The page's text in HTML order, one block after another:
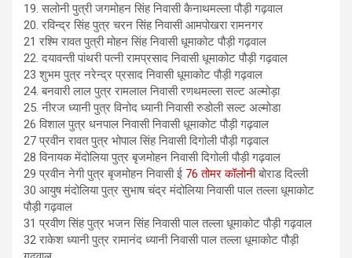
19. सलोनी पुत्री जगमोहन सिंह निवासी कैनाथमल्ला पौड़ी गढ़वाल
20. रविन्द्र सिंह पुत्र चरन सिंह निवासी आमपोखरा रामनगर
21 रश्मि रावत पुत्री मोहन सिंह निवासी धूमाकोट पौड़ी गढ़वाल
22. दयावन्ती पांथरी पत्नी रामप्रसाद निवासी धूमाकोट पौड़ी गढ़वाल
23 शुभम पुत्र नरेन्द्र प्रसाद निवासी धूमाकोट पौड़ी गढ़वाल
24. बनवारी लाल पुत्र रामलाल निवासी रणथमल्ला सल्ट अल्मोड़ा
25. नीरज ध्यानी पुत्र विनोद ध्यानी निवासी रुडोली सल्ट अल्मोडा
26 विशाल पुत्र धनपाल निवासी निवासी धूमाकोट पौड़ी गढ़वाल
27 प्रवीन रावत पुत्र भोपाल सिंह निवासी दिगोली पौड़ी गढ़वाल
28 विनायक मेंदोलिया पुत्र बृजमोहन निवासी दिगोली पौड़ी गढ़वाल
29 प्रवीन नेगी पुत्र बृजमोहन निवासी ई 76 तोमर कॉलोनीबोराड दिल्ली
30 आयुष मंदोलिया पुत्र सुभाष चंद्र मंदोलिया निवासी पाल तल्ला धूमाकोट
पौड़ी गढ़वाल
31 प्रवीण सिंह पुत्र भजन सिंह निवासी पाल तल्ला धूमाकोट पौड़ी गढ़वाल
32 राकेश ध्यानी पुत्र रामानंद ध्यानी निवासी पाल तल्ला धूमाकोट पौड़ी